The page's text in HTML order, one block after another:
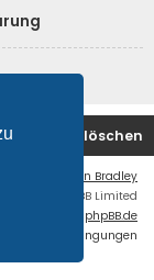
Cookies löschen
Ian Bradley
© phpBB Limited
durch phpBB.de
Nutzungsbedingungen